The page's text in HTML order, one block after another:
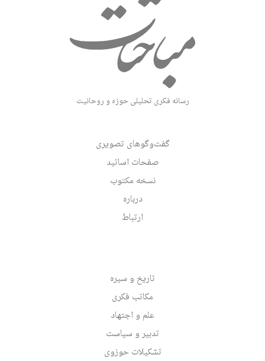
رسانه فکری تحلیلی حوزه و روحانیت
گفت‌وگوهای تصویری
صفحات اساتید
نسخه مکتوب
درباره
ارتباط
تاریخ و سیره
مکاتب فکری
علم و اجتهاد
تدبیر و سیاست
تشکیلات حوزوی